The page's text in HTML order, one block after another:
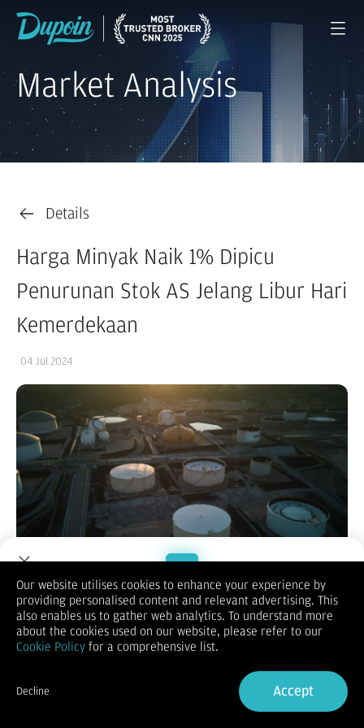
Market Analysis
Details
Harga Minyak Naik 1% Dipicu
Penurunan Stok AS Jelang Libur Hari
Kemerdekaan
04 Jul 2024
Bisnis.com, JAKARTA — Harga minyak naik sekitar 1% pada
perdagangan Rabu (3/7/2024) setelah penurunan stok minyak
tersebut dibatasi oleh kekhawatiran tentang meningkatnya
persediaan global dalam perdagangan yang tipis menjelang
Welcome to Dupoin.
Trade with a Trusted Broker
Sign in
Our website utilises cookies to enhance your experience by
providing personalised content and relevant advertising. This
also enables us to gather web analytics. To understand more
about the cookies used on our website, please refer to our
Cookie Policy for a comprehensive list.
Decline Accept